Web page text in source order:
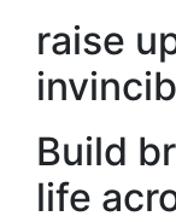
raise
Build
life